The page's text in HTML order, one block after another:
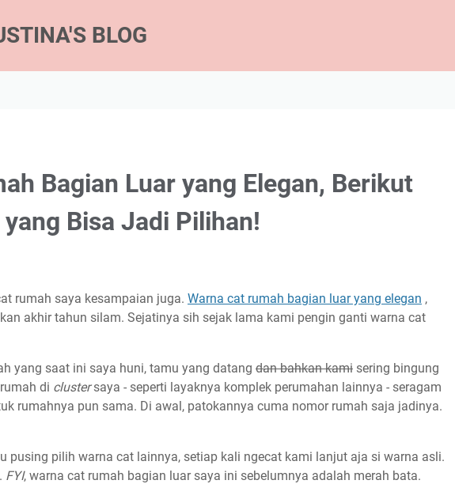
BLOG
Bagian Luar yang Elegan, Berikut
Bisa Jadi Pilihan!
rumah saya kesampaian juga. Warna cat rumah bagian luar yang elegan ,
akhir tahun silam. Sejatinya sih sejak lama kami pengin ganti warna cat
yang saat ini saya huni, tamu yang datang dan bahkan kami sering bingung
di clustersaya - seperti layaknya komplek perumahan lainnya - seragam
rumahnya pun sama. Di awal, patokannya cuma nomor rumah saja jadinya.
pusing pilih warna cat lainnya, setiap kali ngecat kami lanjut aja si warna asli.
FYI, warna cat rumah bagian luar saya ini sebelumnya adalah merah bata.